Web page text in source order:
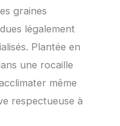
graines
légalement
Plantée en
une rocaille
même
respectueuse à